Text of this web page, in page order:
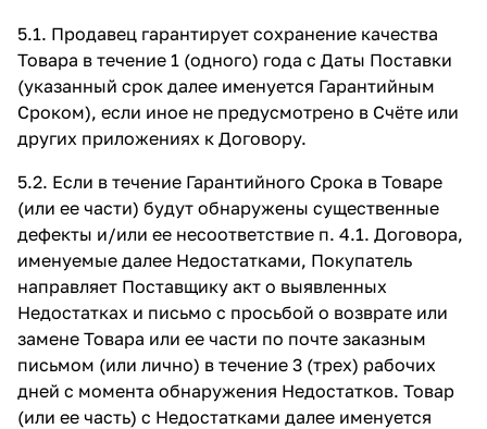
5.1. Продавец гарантирует сохранение качества
Товара в течение 1 (одного) года с Даты Поставки
(указанный срок далее именуется Гарантийным
Сроком), если иное не предусмотрено в Счёте или
других приложениях к Договору.
5.2. Если в течение Гарантийного Срока в Товаре
(или ее части) будут обнаружены существенные
дефекты и/или ее несоответствие п. 4.1. Договора,
именуемые далее Недостатками, Покупатель
направляет Поставщику акт о выявленных
Недостатках и письмо с просьбой о возврате или
замене Товара или ее части по почте заказным
письмом (или лично) в течение 3 (трех) рабочих
дней с момента обнаружения Недостатков. Товар
(или ее часть) с Недостатками далее именуется